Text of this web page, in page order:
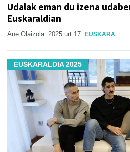
Udalak eman du izena
Euskaraldian
Ane Olaizola 2025 urt 17 EUSKARA
EUSKARALDIA 2025